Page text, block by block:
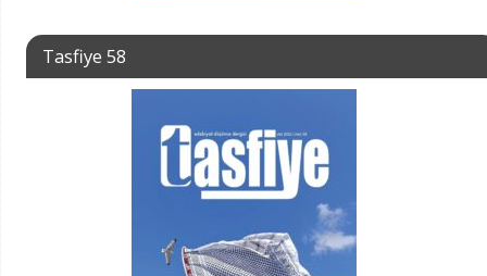
Tasfiye 58